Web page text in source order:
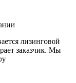
лизинговой
заказчик. Мы